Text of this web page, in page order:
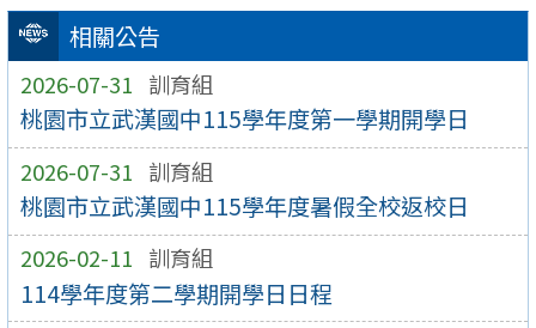
相關公告
2026-07-31 訓育組
桃園市立武漢國中115學年度第一學期開學日
2026-07-31 訓育組
桃園市立武漢國中115學年度暑假全校返校日
2026-02-11 訓育組
114學年度第二學期開學日日程